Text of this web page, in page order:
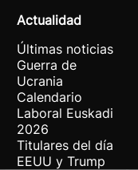
Actualidad
Últimas noticias
Guerra de
Ucrania
Calendario
Laboral Euskadi
2026
Titulares del día
EEUU y Trump